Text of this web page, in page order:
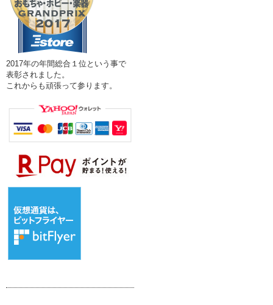
2017年の年間総合１位という事で
表彰されました。
これからも頑張って参ります。